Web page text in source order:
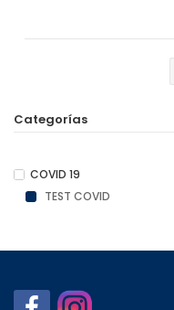
Categorías
COVID 19
TEST COVID